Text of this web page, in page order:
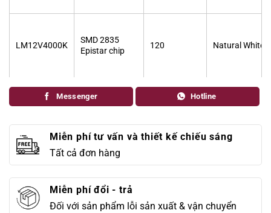
LM12V4000K
SMD 2835
Epistar chip
120 Natural White
Messenger Hotline
Miễn phí tư vấn và thiết kế chiếu sáng
Tất cả đơn hàng
Miễn phí đổi - trả
Đối với sản phẩm lỗi sản xuất & vận chuyển